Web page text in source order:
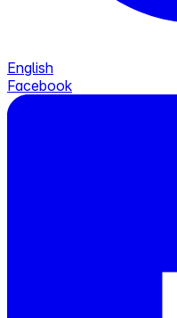
English
Facebook